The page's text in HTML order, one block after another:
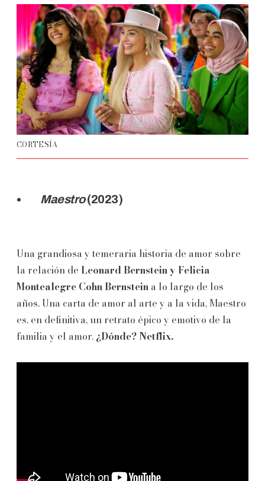
CORTESÍA
Maestro(2023)
Una grandiosa y temeraria historia de amor sobre
la relación de Leonard Bernstein y Felicia
Montealegre Cohn Bernstein a lo largo de los
años. Una carta de amor al arte y a la vida, Maestro
es, en definitiva, un retrato épico y emotivo de la
familia y el amor. ¿Dónde? Netflix.